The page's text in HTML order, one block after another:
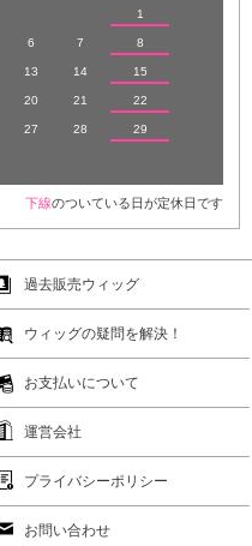
1
6 7 8
13 14 15
20 21 22
27 28 29
下線のついている日が定休日です
過去販売ウィッグ
ウィッグの疑問を解決！
お支払いについて
運営会社
プライバシーポリシー
お問い合わせ